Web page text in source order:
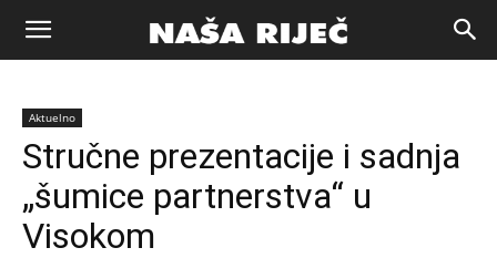
Naša
riječ
Zenica
Aktuelno
Stručne prezentacije i sadnja
„šumice partnerstva“ u
Visokom